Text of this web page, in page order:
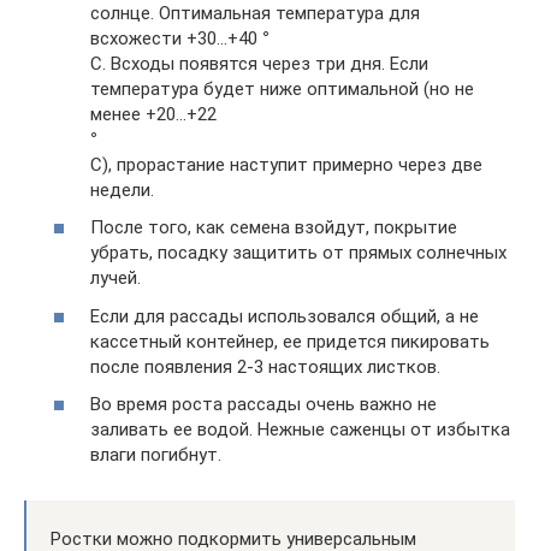
солнце. Оптимальная температура для
всхожести +30…+40 °
C. Всходы появятся через три дня. Если
температура будет ниже оптимальной (но не
менее +20…+22
°
C), прорастание наступит примерно через две
недели.
После того, как семена взойдут, покрытие
убрать, посадку защитить от прямых солнечных
лучей.
Если для рассады использовался общий, а не
кассетный контейнер, ее придется пикировать
после появления 2-3 настоящих листков.
Во время роста рассады очень важно не
заливать ее водой. Нежные саженцы от избытка
влаги погибнут.
Ростки можно подкормить универсальным